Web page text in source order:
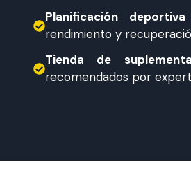
Planificación deportiva
rendimiento y
Tienda de
recomendados por